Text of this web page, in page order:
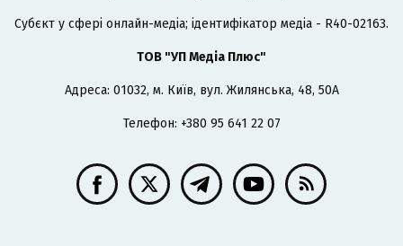
Cубєкт у сфері онлайн-медіа; ідентифікатор медіа - R40-02163.
ТОВ "УП Медіа Плюс"
Адреса: 01032, м. Київ, вул. Жилянська, 48, 50А
Телефон: +380 95 641 22 07